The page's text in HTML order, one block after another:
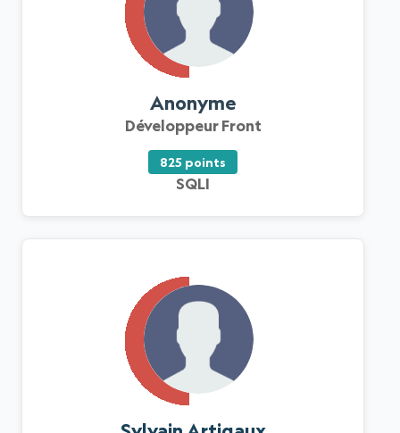
Anonyme
Développeur Front
825 points
SQLI